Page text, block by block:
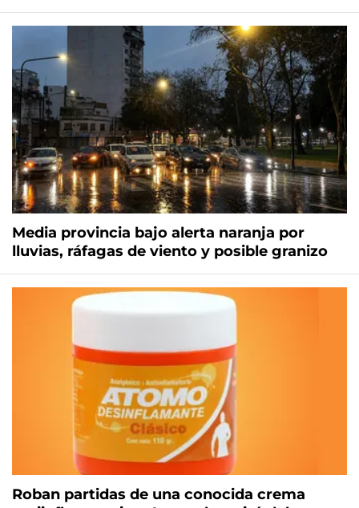
Media provincia bajo alerta naranja por
lluvias, ráfagas de viento y posible granizo
Roban partidas de una conocida crema